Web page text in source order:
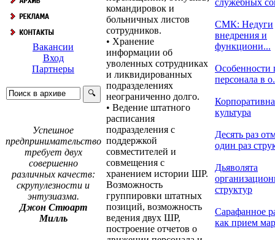
Вакансии
Вход
Партнеры
Успешное
предпринимательство
требует двух
совершенно
различных качеств:
скрупулезности и
энтузиазма.
Джон Стюарт
Милль
командировок и
больничных листов
сотрудников.
• Хранение
информации об
уволенных сотрудниках
и ликвидированных
подразделениях
неограниченно долго.
• Ведение штатного
расписания
подразделения с
поддержкой
совместителей и
совмещения с
хранением истории ШР.
Возможность
группировки штатных
позиций, возможность
ведения двух ШР,
построение отчетов о
служебных
СМК: Недуги
внедрения и
функциони...
Особенности
персонала в
культура
Десять раз
один раз
Дьяволята
структур
Сарафанное
как прием